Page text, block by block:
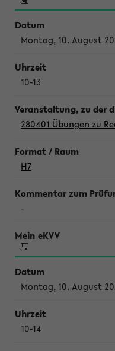
Montag, 10. August
10-13
280401 Übungen zu
H7
-
Montag, 10. August
10-14